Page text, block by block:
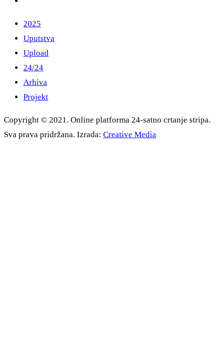
2025
Uputstva
Upload
24/24
Arhiva
Projekt
Copyright © 2021. Online platforma 24-satno crtanje stripa.
Sva prava pridržana. Izrada: Creative Media